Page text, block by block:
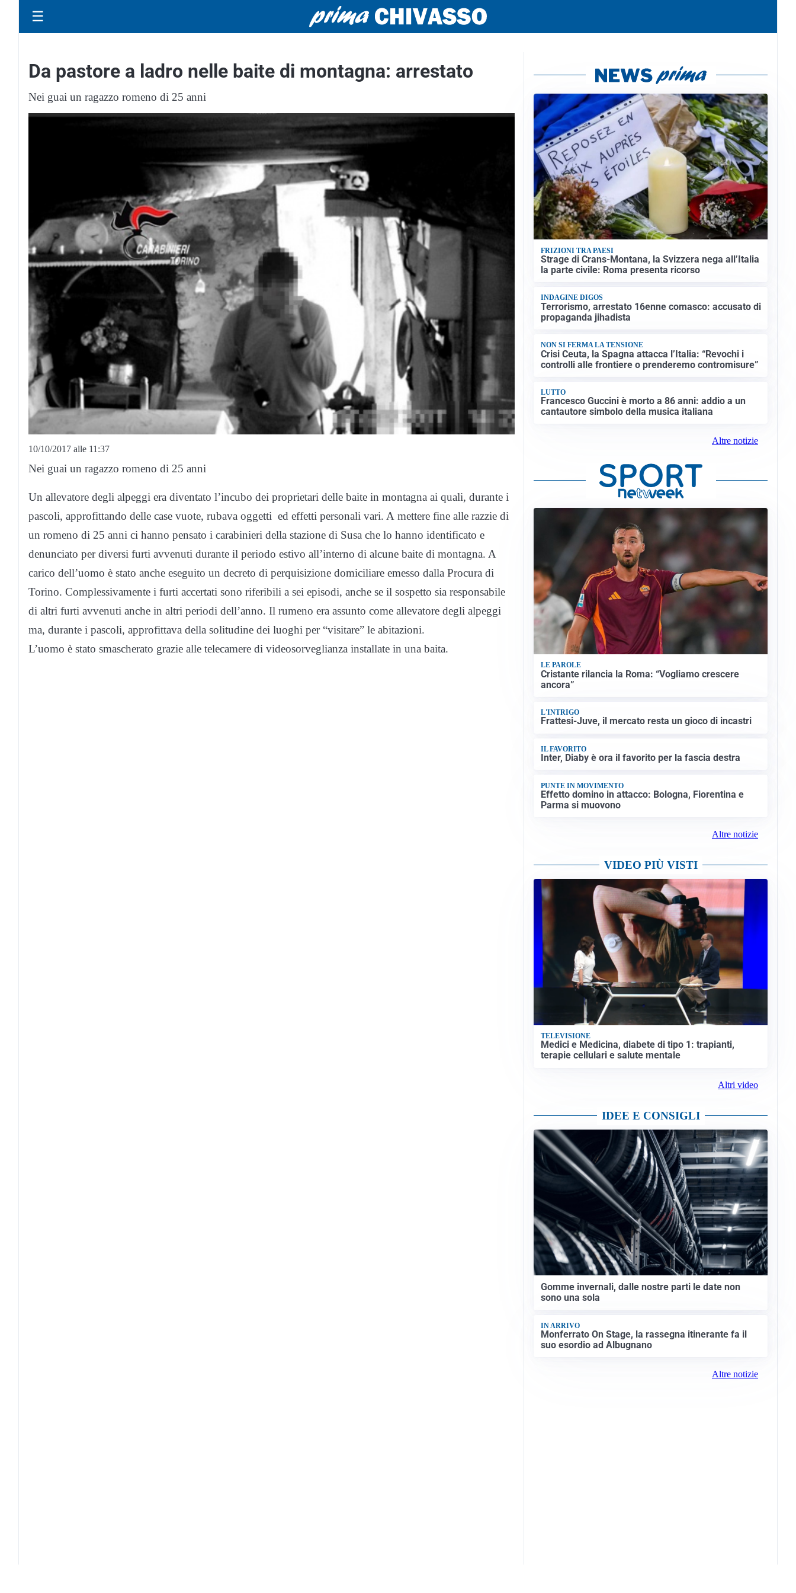
☰
Da pastore a ladro nelle baite di montagna: arrestato
Nei guai un ragazzo romeno di 25 anni
10/10/2017 alle 11:37
Nei guai un ragazzo romeno di 25 anni
Un allevatore degli alpeggi era diventato l’incubo dei proprietari delle baite in montagna ai quali, durante i
pascoli, approfittando delle case vuote, rubava oggetti ed effetti personali vari. A mettere fine alle razzie di
un romeno di 25 anni ci hanno pensato i carabinieri della stazione di Susa che lo hanno identificato e
denunciato per diversi furti avvenuti durante il periodo estivo all’interno di alcune baite di montagna. A
carico dell’uomo è stato anche eseguito un decreto di perquisizione domiciliare emesso dalla Procura di
Torino. Complessivamente i furti accertati sono riferibili a sei episodi, anche se il sospetto sia responsabile
di altri furti avvenuti anche in altri periodi dell’anno. Il rumeno era assunto come allevatore degli alpeggi
ma, durante i pascoli, approfittava della solitudine dei luoghi per “visitare” le abitazioni.
L’uomo è stato smascherato grazie alle telecamere di videosorveglianza installate in una baita.
FRIZIONI TRA PAESI
Strage di Crans-Montana, la Svizzera nega all’Italia
la parte civile: Roma presenta ricorso
INDAGINE DIGOS
Terrorismo, arrestato 16enne comasco: accusato di
propaganda jihadista
NON SI FERMA LA TENSIONE
Crisi Ceuta, la Spagna attacca l’Italia: “Revochi i
controlli alle frontiere o prenderemo contromisure”
LUTTO
Francesco Guccini è morto a 86 anni: addio a un
cantautore simbolo della musica italiana
Altre notizie
LE PAROLE
Cristante rilancia la Roma: “Vogliamo crescere
ancora”
L'INTRIGO
Frattesi-Juve, il mercato resta un gioco di incastri
IL FAVORITO
Inter, Diaby è ora il favorito per la fascia destra
PUNTE IN MOVIMENTO
Effetto domino in attacco: Bologna, Fiorentina e
Parma si muovono
Altre notizie
VIDEO PIÙ VISTI
TELEVISIONE
Medici e Medicina, diabete di tipo 1: trapianti,
terapie cellulari e salute mentale
Altri video
IDEE E CONSIGLI
Gomme invernali, dalle nostre parti le date non
sono una sola
IN ARRIVO
Monferrato On Stage, la rassegna itinerante fa il
suo esordio ad Albugnano
Altre notizie